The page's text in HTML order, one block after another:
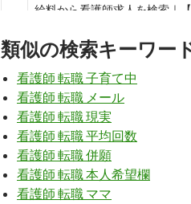
給料から看護師求人を検索｜
7 https://iryouworker.com /
応援看護師 全国版 【医療ワー
報サイトご ...
https://nurse-cube.com
医療ワーカーはしつこい？看
の理由
http://xn--jp-
類似の検索キーワー
看護師 転職 子育て中
看護師 転職 メール
看護師 転職 現実
看護師 転職 平均回数
看護師 転職 併願
看護師 転職 本人希望欄
看護師 転職 ママ